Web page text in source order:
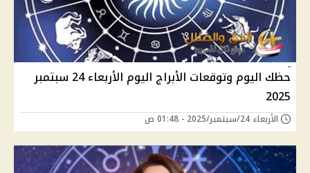
حظك اليوم وتوقعات الأبراج اليوم الأربعاء 24 سبتمبر
2025
الأربعاء 24/سبتمبر/2025 - 01:48 ص